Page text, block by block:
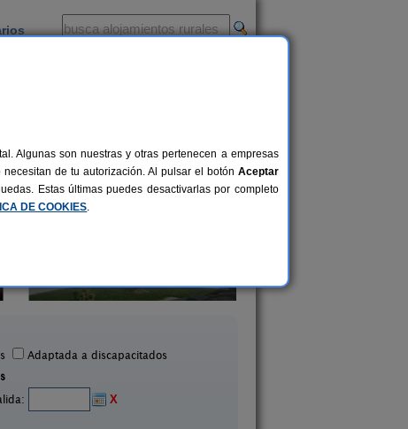
Adaptada a discapacitados
X
Algunas son nuestras y otras pertenecen a empresas
de tu autorización. Al pulsar el botón Aceptar
Estas últimas puedes desactivarlas por completo
DE COOKIES.